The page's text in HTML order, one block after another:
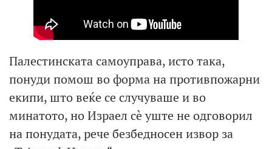
Палестинската самоуправа, исто така,
понуди помош во форма на противпожарни
екипи, што веќе се случуваше и во
минатото, но Израел сè уште не одговорил
на понудата, рече безбедносен извор за